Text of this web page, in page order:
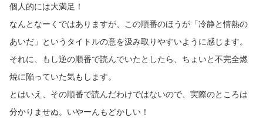
個人的には大満足！
なんとなーくではありますが、この順番のほうが「冷静と情熱の
あいだ」というタイトルの意を汲み取りやすいように感じます。
それに、もし逆の順番で読んでいたとしたら、ちょいと不完全燃
焼に陥っていた気もします。
とはいえ、その順番で読んだわけではないので、実際のところは
分かりませぬ。いやーんもどかしい！